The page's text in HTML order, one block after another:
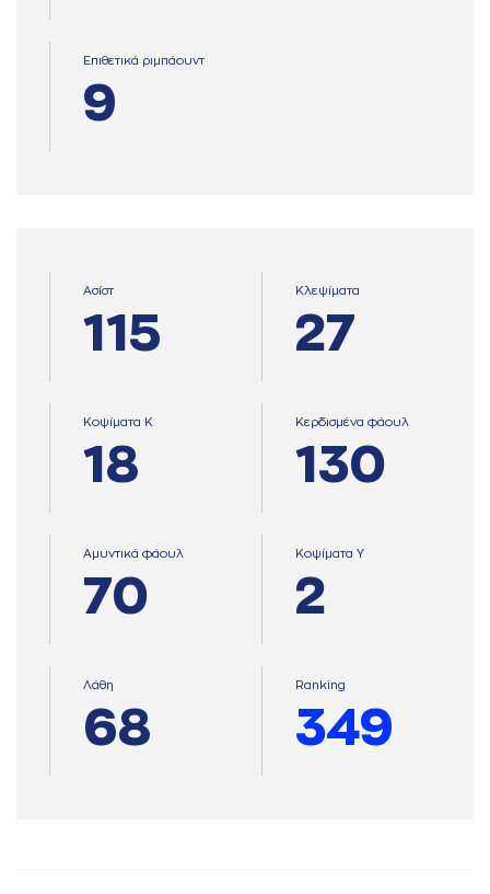
Επιθετικά ριμπάουντ
9
Ασίστ
115
Κλεψίματα
27
Κοψίματα Κ
18
Κερδισμένα φάουλ
130
Αμυντικά φάουλ
70
Κοψίματα Υ
2
Λάθη
68
Ranking
349